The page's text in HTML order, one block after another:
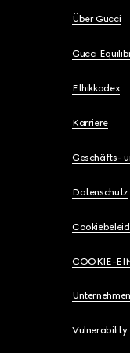
Über Gucci
Gucci
Ethikkodex
Karriere
Geschäfts-
Datenschutz
Cookiebeleid
COOKIE-
Vulnerability